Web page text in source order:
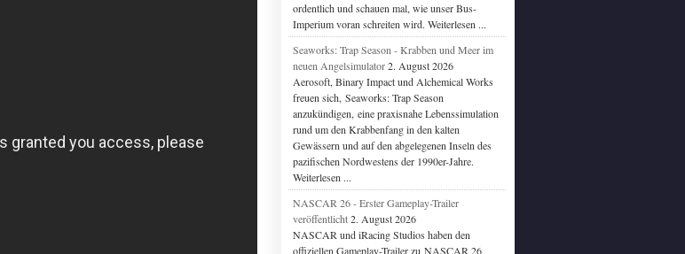
ordentlich und schauen mal, wie unser Bus-
Imperium voran schreiten wird. Weiterlesen ...
Seaworks: Trap Season - Krabben und Meer im
neuen Angelsimulator2. August 2026
Aerosoft, Binary Impact und Alchemical Works
freuen sich, Seaworks: Trap Season
anzukündigen, eine praxisnahe Lebenssimulation
rund um den Krabbenfang in den kalten
Gewässern und auf den abgelegenen Inseln des
pazifischen Nordwestens der 1990er-Jahre.
Weiterlesen ...
NASCAR 26 - Erster Gameplay-Trailer
veröffentlicht2. August 2026
NASCAR und iRacing Studios haben den
offiziellen Gameplay-Trailer zu NASCAR 26